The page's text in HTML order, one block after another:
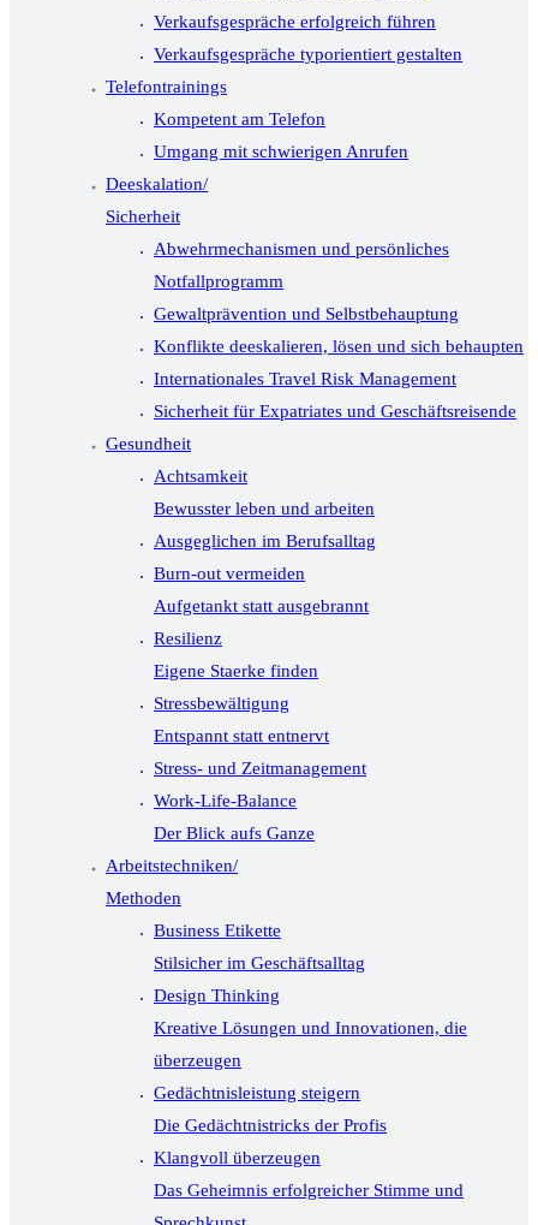
Verkaufsgespräche erfolgreich führen
Verkaufsgespräche typorientiert gestalten
Telefontrainings
Kompetent am Telefon
Umgang mit schwierigen Anrufen
Deeskalation/
Sicherheit
Abwehrmechanismen und persönliches
Notfallprogramm
Gewaltprävention und Selbstbehauptung
Konflikte deeskalieren, lösen und sich behaupten
Internationales Travel Risk Management
Sicherheit für Expatriates und Geschäftsreisende
Gesundheit
Achtsamkeit
Bewusster leben und arbeiten
Ausgeglichen im Berufsalltag
Burn-out vermeiden
Aufgetankt statt ausgebrannt
Resilienz
Eigene Staerke finden
Stressbewältigung
Entspannt statt entnervt
Stress- und Zeitmanagement
Work-Life-Balance
Der Blick aufs Ganze
Arbeitstechniken/
Methoden
Business Etikette
Stilsicher im Geschäftsalltag
Design Thinking
Kreative Lösungen und Innovationen, die
überzeugen
Gedächtnisleistung steigern
Die Gedächtnistricks der Profis
Klangvoll überzeugen
Das Geheimnis erfolgreicher Stimme und